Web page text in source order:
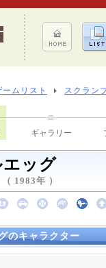
ムリスト スクラン
ギャラリー
ッグ
1983年 ）
のキャラクター